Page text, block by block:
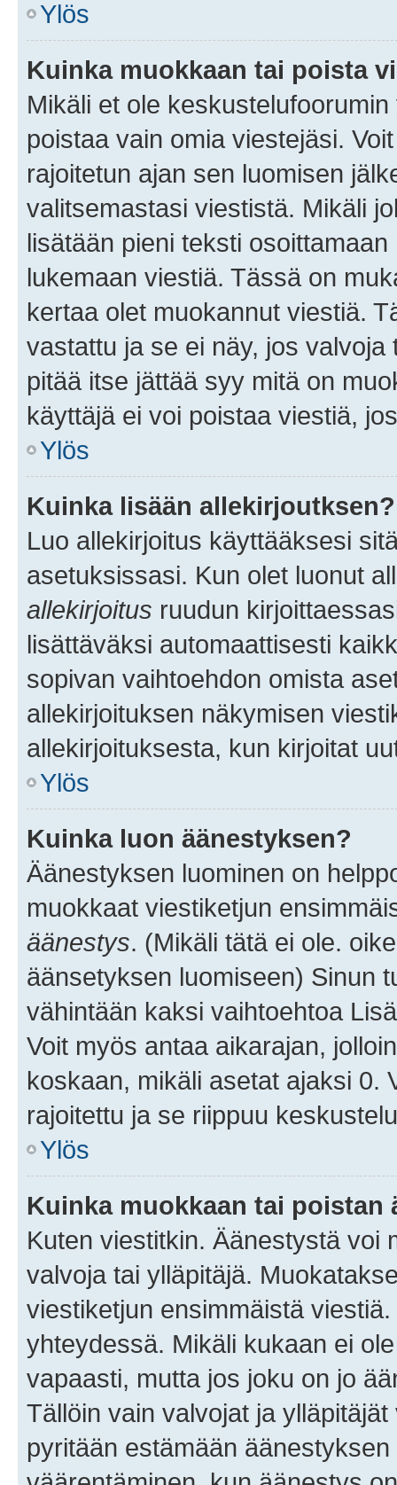
Ylös
Kuinka muokkaan tai poista
Mikäli et ole
poistaa vain omia viestejäsi.
rajoitetun ajan sen luomisen
valitsemastasi viestistä. Mikäli
lisätään pieni teksti
lukemaan viestiä. Tässä on
kertaa olet muokannut viestiä.
vastattu ja se ei näy, jos
pitää itse jättää syy mitä on
käyttäjä ei voi poistaa viestiä,
Ylös
Kuinka lisään allekirjoutksen?
Luo allekirjoitus käyttääksesi
asetuksissasi. Kun olet luonut
allekirjoitus ruudun
lisättäväksi automaattisesti
sopivan vaihtoehdon omista
allekirjoituksen näkymisen
allekirjoituksesta, kun kirjoitat
Ylös
Kuinka luon äänestyksen?
Äänestyksen luominen on
muokkaat viestiketjun
äänestys. (Mikäli tätä ei ole.
äänsetyksen luomiseen) Sinun
vähintään kaksi vaihtoehtoa
Voit myös antaa aikarajan,
koskaan, mikäli asetat ajaksi 0.
rajoitettu ja se riippuu
Ylös
Kuinka muokkaan tai poistan
Kuten viestitkin. Äänestystä voi
valvoja tai ylläpitäjä.
viestiketjun ensimmäistä
yhteydessä. Mikäli kukaan ei
vapaasti, mutta jos joku on jo
Tällöin vain valvojat ja
pyritään estämään